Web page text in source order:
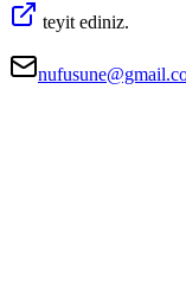
teyit ediniz.